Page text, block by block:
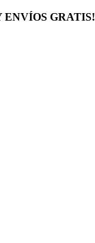
ENVÍOS GRATIS!